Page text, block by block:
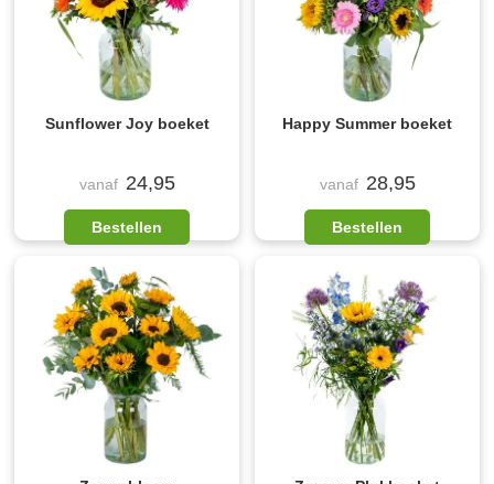
Sunflower Joy boeket
vanaf 24,95
Bestellen
Happy Summer boeket
vanaf 28,95
Bestellen